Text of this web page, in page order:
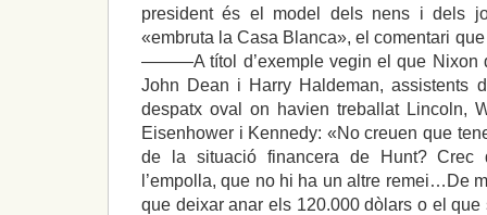
president és el model dels nens i dels
«embruta la Casa Blanca», el comentari
———A títol d’exemple vegin el que Nixon
John Dean i Harry Haldeman, assistents
despatx oval on havien treballat Lincoln,
Eisenhower i Kennedy: «No creuen que
de la situació financera de Hunt?
l’empolla, que no hi ha un altre remei…De
que deixar anar els 120.000 dòlars o el